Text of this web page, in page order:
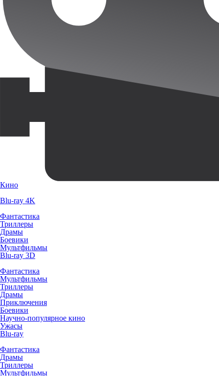
Кино
Blu-ray 4K
Фантастика
Триллеры
Драмы
Боевики
Мультфильмы
Blu-ray 3D
Фантастика
Мультфильмы
Триллеры
Драмы
Приключения
Боевики
Научно-популярное кино
Ужасы
Blu-ray
Фантастика
Драмы
Триллеры
Мультфильмы